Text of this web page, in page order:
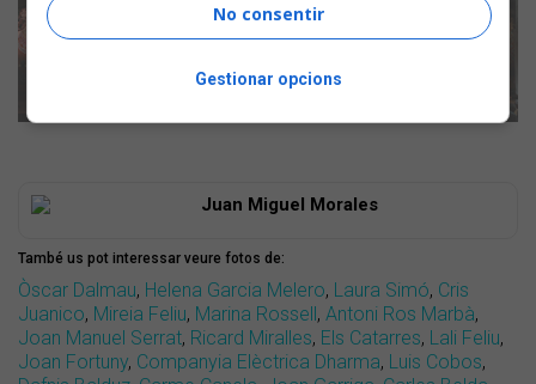
Juan Miguel Morales
També us pot interessar veure fotos de:
Òscar Dalmau, Helena Garcia Melero, Laura Simó, Cris
Juanico, Mireia Feliu, Marina Rossell , Antoni Ros Marbà,
Joan Manuel Serrat, Ricard Miralles, Els Catarres, Lali Feliu,
Joan Fortuny, Companyia Elèctrica Dharma, Luis Cobos,
No consentir
Gestionar opcions